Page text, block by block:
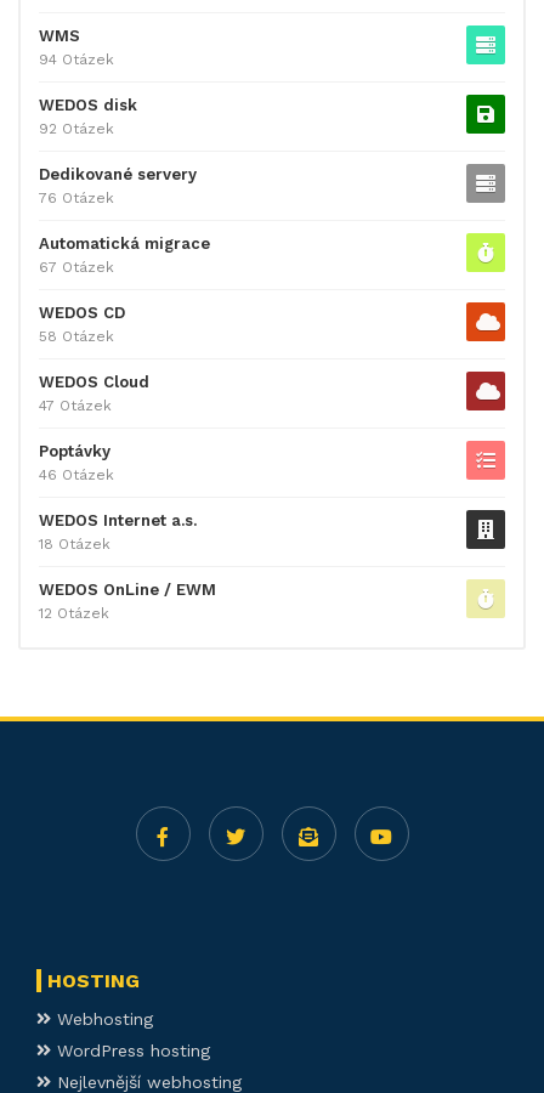
WMS
94 Otázek
WEDOS disk
92 Otázek
Dedikované servery
76 Otázek
Automatická migrace
67 Otázek
WEDOS CD
58 Otázek
WEDOS Cloud
47 Otázek
Poptávky
46 Otázek
WEDOS Internet a.s.
18 Otázek
WEDOS OnLine / EWM
12 Otázek
HOSTING
Webhosting
WordPress hosting
Nejlevnější webhosting